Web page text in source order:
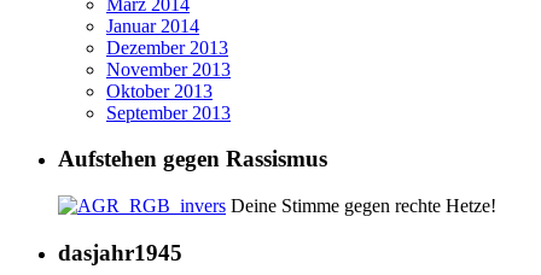
Januar 2014
Dezember 2013
November 2013
Oktober 2013
September 2013
Aufstehen gegen Rassismus
Deine Stimme gegen rechte Hetze!
dasjahr1945